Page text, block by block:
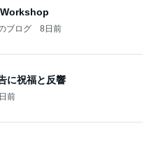
ブログ 8日前
に祝福と反響
前